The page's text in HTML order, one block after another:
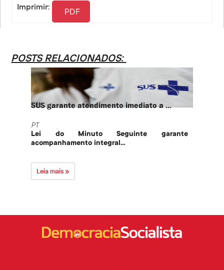
Imprimir: PDF
POSTS RELACIONADOS:
SUS garante atendimento imediato a ...
PT
Lei do Minuto Seguinte garante
acompanhamento integral...
Leia mais »